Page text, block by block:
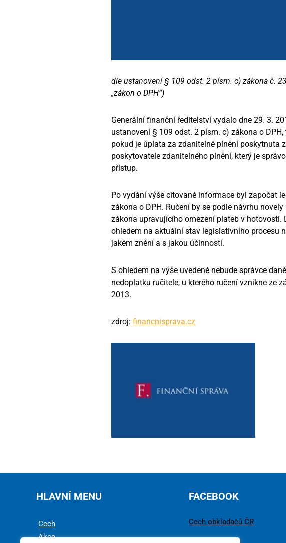
dle ustanovení § 109 odst. 2 písm. c) zákona č.
„zákon o DPH“)
Generální finanční ředitelství vydalo dne 29. 3.
ustanovení § 109 odst. 2 písm. c) zákona o
pokud je úplata za zdanitelné plnění poskytnuta
poskytovatele zdanitelného plnění, který je
přístup.
Po vydání výše citované informace byl započat
zákona o DPH. Ručení by se podle návrhu
zákona upravujícího omezení plateb v hotovosti.
ohledem na aktuální stav legislativního procesu
jakém znění a s jakou účinností.
S ohledem na výše uvedené nebude správce
nedoplatku ručitele, u kterého ručení vznikne ze
2013.
zdroj: financnisprava.cz
HLAVNÍ MENU
Cech
Akce
FACEBOOK
Cech obkladačů ČR